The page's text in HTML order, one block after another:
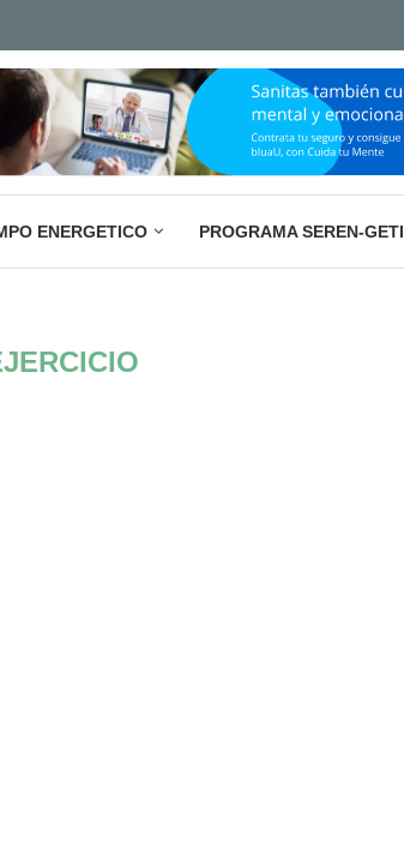
ENERGETICO PROGRAMA SEREN-GETI